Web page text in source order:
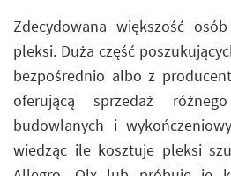
Zdecydowana większość
pleksi. Duża część
bezpośrednio albo z
oferującą sprzedaż
budowlanych i
wiedząc ile kosztuje pleksi